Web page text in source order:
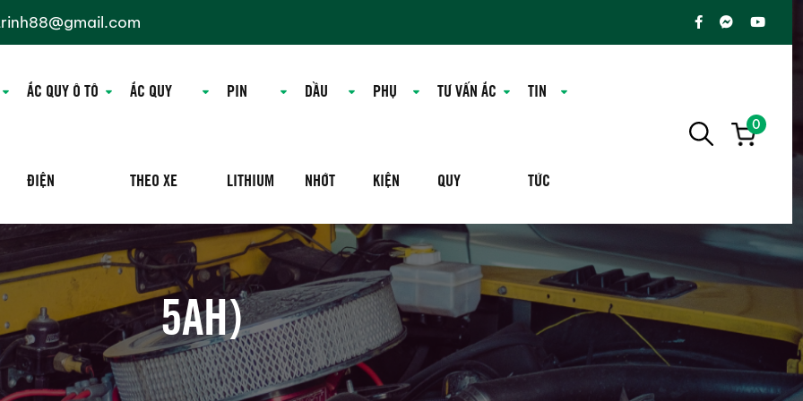
ẮC QUY Ô TÔ
ĐIỆN
ẮC QUY
THEO XE
PIN
LITHIUM
DẦU
NHỚT
PHỤ
KIỆN
TƯ VẤN ẮC
QUY
TIN
TỨC
0
5AH)